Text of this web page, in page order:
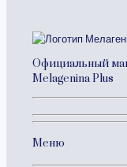
Официальный
Melagenina Plus
Меню